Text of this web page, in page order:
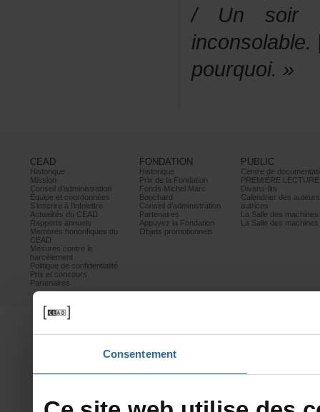
Consentement
/
pourquoi.»
CEAD
Historique
Mission
Conseild’administration
Équipeetcoordonnées
S’inscrireàl’infolettre
ActualitésduCEAD
Rapportsannuels
Membreshonorifiquesdu
CEAD
Mesurescontrele
harcèlement
Politiquedeconfidentialité
Prixetconcours
Partenaires
FONDATION
Historique
PrixdelaFondation
FondsMichelMarc
Bouchard
Conseild’administration
Partenaires
AppuyezlaFondation
Objetspromotionnels
PUBLIC
PREMIÈRELECTURE
Divans-lits
autrices